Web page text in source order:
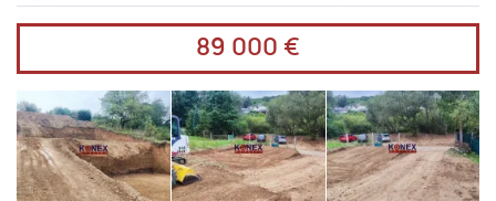
89 000 €